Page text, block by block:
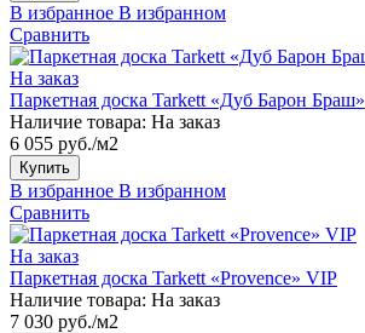
В избранное В избранном
Сравнить
На заказ
Паркетная доска Tarkett «Дуб Барон Браш»
Наличие товара: На заказ
6 055 руб./м2
Купить
В избранное В избранном
Сравнить
На заказ
Паркетная доска Tarkett «Provence» VIP
Наличие товара: На заказ
7 030 руб./м2